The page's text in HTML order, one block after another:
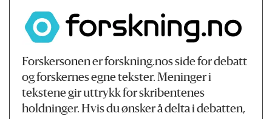
Forskersonen er forskning.nos side for debatt
og forskernes egne tekster. Meninger i
tekstene gir uttrykk for skribentenes
holdninger. Hvis du ønsker å delta i debatten,